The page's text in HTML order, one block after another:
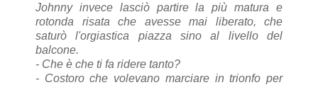
Johnny invece lasciò partire la più matura e
rotonda risata che avesse mai liberato, che
saturò l'orgiastica piazza sino al livello del
balcone.
- Che è che ti fa ridere tanto?
- Costoro che volevano marciare in trionfo per